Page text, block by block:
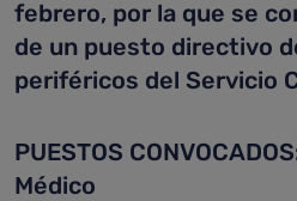
febrero, por la que se
de un puesto directivo
periféricos del Servicio
PUESTOS
Médico